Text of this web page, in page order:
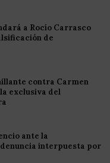
a Rocío Carrasco
de
contra Carmen
exclusiva del
ante la
interpuesta por